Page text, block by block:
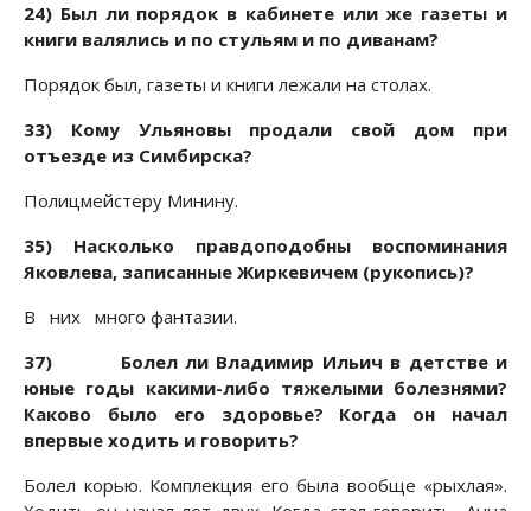
24) Был ли порядок в кабинете или же газеты и
книги валялись и по стульям и по диванам?
Порядок был, газеты и книги лежали на столах.
33) Кому Ульяновы продали свой дом при
отъезде из Симбирска?
Полицмейстеру Минину.
35) Насколько правдоподобны воспоминания
Яковлева, записанные Жиркевичем (рукопись)?
В них много фантазии.
37) Болел ли Владимир Ильич в детстве и
юные годы какими-либо тяжелыми болезнями?
Каково было его здоровье? Когда он начал
впервые ходить и говорить?
Болел корью. Комплекция его была вообще «рыхлая».